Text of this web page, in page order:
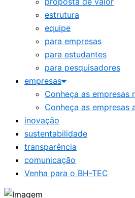
estrutura
equipe
para empresas
para estudantes
para pesquisadores
empresas
Conheça as empresas
Conheça as empresas
inovação
sustentabilidade
transparência
comunicação
Venha para o BH-TEC